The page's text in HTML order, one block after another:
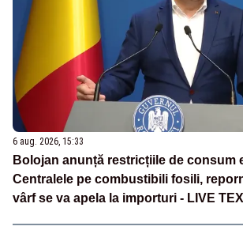
6 aug. 2026, 15:33
Bolojan anunță restricțiile de consum
Centralele pe combustibili fosili,
vârf se va apela la importuri - LIVE